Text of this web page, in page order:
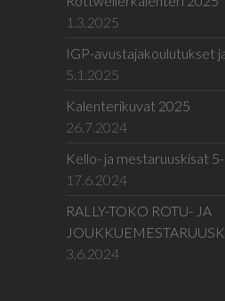
1.3.2025
IGP-avustajakoulutukset
5.1.2025
Kalenterikuvat 2025
26.7.2024
Kello- ja mestaruuskisat
17.6.2024
RALLY-TOKO ROTU- JA
3.6.2024